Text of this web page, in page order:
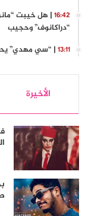
16:42 | هل خيبت
“دراكانوف” وحجيب
13:11 | “سي مهدي”
الأخيرة